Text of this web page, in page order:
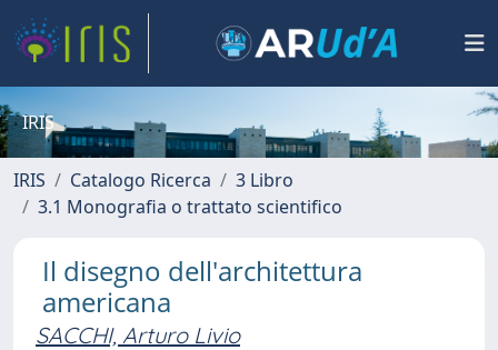
IRIS
IRIS Catalogo Ricerca
3 Libro
3.1 Monografia o trattato scientifico
Il disegno dell'architettura
americana
SACCHI, Arturo Livio